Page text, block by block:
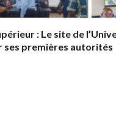
: Le site de
ses premières autorités